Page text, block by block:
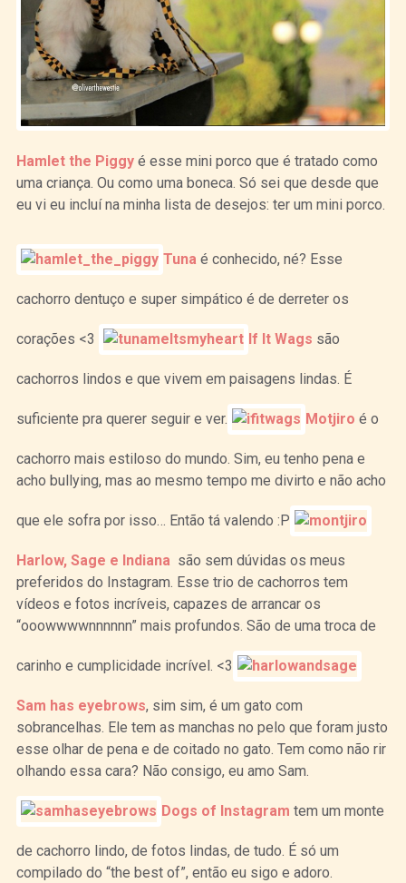
Hamlet the Piggy é esse mini porco que é tratado como
uma criança. Ou como uma boneca. Só sei que desde que
eu vi eu incluí na minha lista de desejos: ter um mini porco.
Tuna é conhecido, né? Esse
cachorro dentuço e super simpático é de derreter os
corações <3 If It Wags são
cachorros lindos e que vivem em paisagens lindas. É
suficiente pra querer seguir e ver. Motjiro é o
cachorro mais estiloso do mundo. Sim, eu tenho pena e
acho bullying, mas ao mesmo tempo me divirto e não acho
que ele sofra por isso… Então tá valendo :P
Harlow, Sage e Indiana são sem dúvidas os meus
preferidos do Instagram. Esse trio de cachorros tem
vídeos e fotos incríveis, capazes de arrancar os
“ooowwwwnnnnnn” mais profundos. São de uma troca de
carinho e cumplicidade incrível. <3
Sam has eyebrows, sim sim, é um gato com
sobrancelhas. Ele tem as manchas no pelo que foram justo
esse olhar de pena e de coitado no gato. Tem como não rir
olhando essa cara? Não consigo, eu amo Sam.
Dogs of Instagram tem um monte
de cachorro lindo, de fotos lindas, de tudo. É só um
compilado do “the best of”, então eu sigo e adoro.